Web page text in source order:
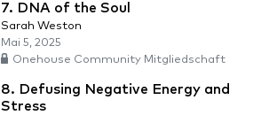
7. DNA of the Soul
Sarah Weston
Mai 5, 2025
Onehouse Community Mitgliedschaft
8. Defusing Negative Energy and
Stress